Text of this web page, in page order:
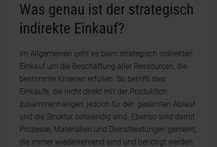
Was genau ist der strategisch
indirekte Einkauf?
Im Allgemeinen geht es beim strategisch indirekten
Einkauf um die Beschaffung aller Ressourcen, die
bestimmte Kriterien erfüllen. So betrifft dies
Einkäufe, die nicht direkt mit der Produktion
zusammenhängen, jedoch für den gesamten Ablauf
und die Struktur notwendig sind. Ebenso sind damit
Prozesse, Materialien und Dienstleistungen gemeint,
die immer wiederkehrend sind und benötigt werden.